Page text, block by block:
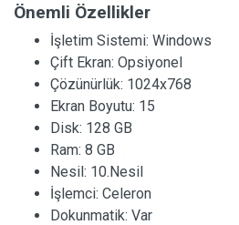
Önemli Özellikler
İşletim Sistemi: Windows
Çift Ekran: Opsiyonel
Çözünürlük: 1024x768
Ekran Boyutu: 15
Disk: 128 GB
Ram: 8 GB
Nesil: 10.Nesil
İşlemci: Celeron
Dokunmatik: Var